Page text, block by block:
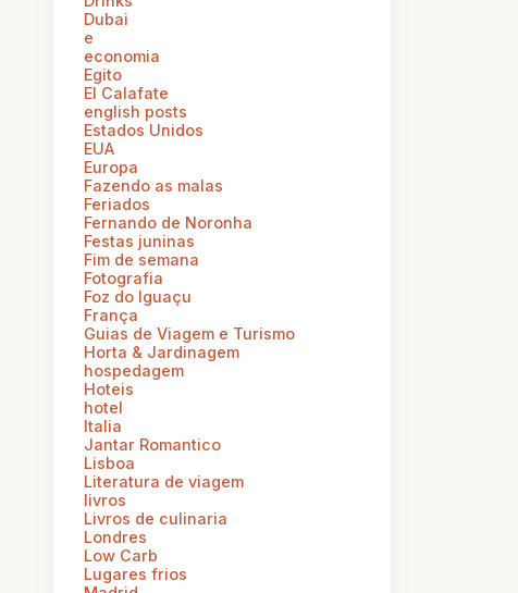
Dubai
e
economia
Egito
El Calafate
english posts
Estados Unidos
EUA
Europa
Fazendo as malas
Feriados
Fernando de Noronha
Festas juninas
Fim de semana
Fotografia
Foz do Iguaçu
França
Guias de Viagem e Turismo
Horta & Jardinagem
hospedagem
Hoteis
hotel
Italia
Jantar Romantico
Lisboa
Literatura de viagem
livros
Livros de culinaria
Londres
Low Carb
Lugares frios